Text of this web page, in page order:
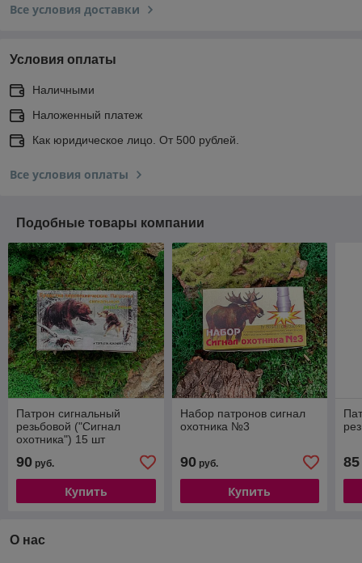
Все условия доставки
Условия оплаты
Наличными
Наложенный платеж
Как юридическое лицо. От 500 рублей.
Все условия оплаты
Подобные товары компании
Патрон сигнальный
резьбовой ("Сигнал
охотника") 15 шт
90 руб.
Купить
Набор патронов сигнал
охотника №3
90руб.
Купить
85
О нас